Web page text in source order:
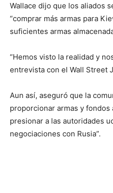
Wallace dijo que los aliados
“comprar más armas para
suficientes armas
“Hemos visto la realidad y
entrevista con el Wall Street
Aun así, aseguró que la
proporcionar armas y fondos
presionar a las autoridades
negociaciones con Rusia”.